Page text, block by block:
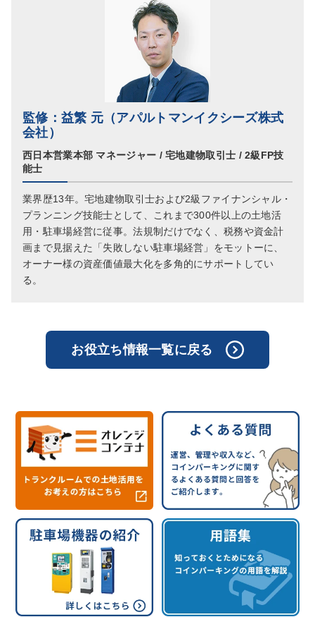
監修：益繁 元（アパルトマンイクシーズ株式
会社）
西日本営業本部 マネージャー / 宅地建物取引士 / 2級FP技
能士
業界歴13年。宅地建物取引士および2級ファイナンシャル・
プランニング技能士として、これまで300件以上の土地活
用・駐車場経営に従事。法規制だけでなく、税務や資金計
画まで見据えた「失敗しない駐車場経営」をモットーに、
オーナー様の資産価値最大化を多角的にサポートしてい
る。
お役立ち情報一覧に戻る